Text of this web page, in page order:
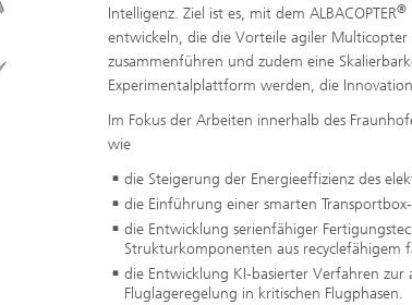
Intelligenz. Ziel ist es, mit dem ALBACOPTER®
entwickeln, die die Vorteile agiler
zusammenführen und zudem eine
Experimentalplattform werden, die
Im Fokus der Arbeiten innerhalb des
wie
die Steigerung der Energieeffizienz des
die Einführung einer smarten
die Entwicklung serienfähiger
Strukturkomponenten aus recyclefähigem
die Entwicklung KI-basierter Verfahren
Fluglageregelung in kritischen Flugphasen.